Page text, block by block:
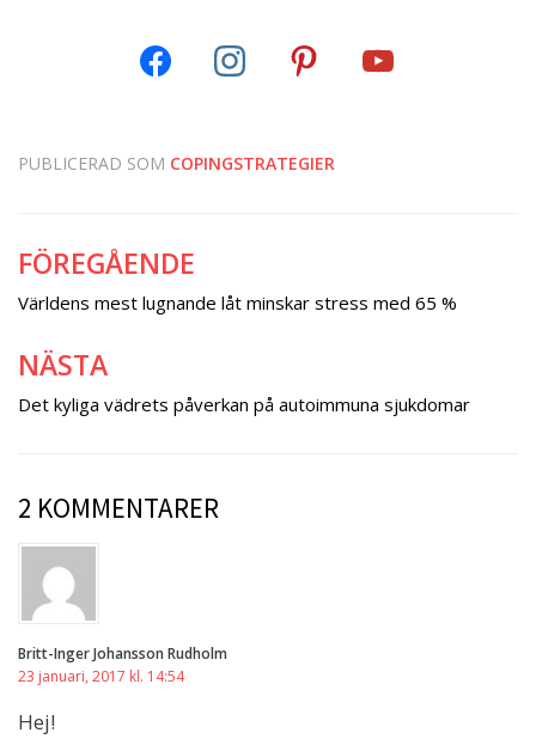
PUBLICERAD SOM COPINGSTRATEGIER
Inläggsnavigering
FÖREGÅENDE
Världens mest lugnande låt minskar stress med 65 %
NÄSTA
Det kyliga vädrets påverkan på autoimmuna sjukdomar
2 KOMMENTARER
Britt-Inger Johansson Rudholm
23 januari, 2017 kl. 14:54
Hej!